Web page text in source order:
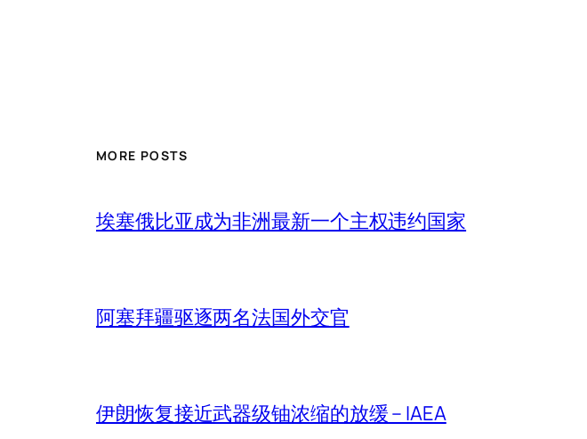
MORE POSTS
埃塞俄比亚成为非洲最新一个主权违约国家
阿塞拜疆驱逐两名法国外交官
伊朗恢复接近武器级铀浓缩的放缓 – IAEA